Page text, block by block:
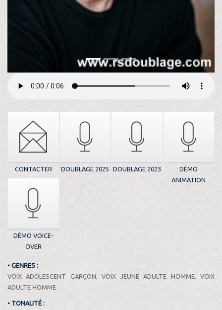
CONTACTER DOUBLAGE 2025 DOUBLAGE 2023
DÉMO
ANIMATION
DÉMO VOICE-
OVER
• GENRES :
VOIX ADOLESCENT GARÇON, VOIX JEUNE ADULTE HOMME, VOIX
ADULTE HOMME
• TONALITÉ :